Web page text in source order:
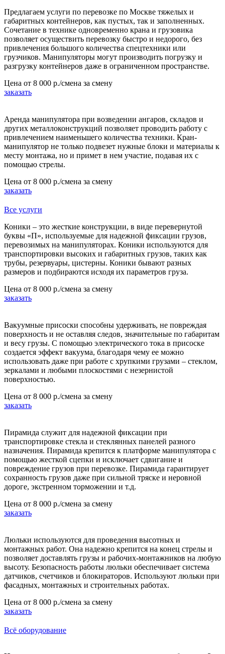
Предлагаем услуги по перевозке по Москве тяжелых и
габаритных контейнеров, как пустых, так и заполненных.
Сочетание в технике одновременно крана и грузовика
позволяет осуществить перевозку быстро и недорого, без
привлечения большого количества спецтехники или
грузчиков. Манипуляторы могут производить погрузку и
разгрузку контейнеров даже в ограниченном пространстве.
Цена от 8 000 р./смена за смену
заказать
Аренда манипулятора при возведении ангаров, складов и
других металлоконструкций позволяет проводить работу с
привлечением наименьшего количества техники. Кран-
манипулятор не только подвезет нужные блоки и материалы к
месту монтажа, но и примет в нем участие, подавая их с
помощью стрелы.
Цена от 8 000 р./смена за смену
заказать
Все услуги
Коники – это жесткие конструкции, в виде перевернутой
буквы «П», используемые для надежной фиксации грузов,
перевозимых на манипуляторах. Коники используются для
транспортировки высоких и габаритных грузов, таких как
трубы, резервуары, цистерны. Коники бывают разных
размеров и подбираются исходя их параметров груза.
Цена от 8 000 р./смена за смену
заказать
Вакуумные присоски способны удерживать, не повреждая
поверхность и не оставляя следов, значительные по габаритам
и весу грузы. С помощью электрического тока в присоске
создается эффект вакуума, благодаря чему ее можно
использовать даже при работе с хрупкими грузами – стеклом,
зеркалами и любыми плоскостями с незернистой
поверхностью.
Цена от 8 000 р./смена за смену
заказать
Пирамида служит для надежной фиксации при
транспортировке стекла и стеклянных панелей разного
назначения. Пирамида крепится к платформе манипулятора с
помощью жесткой сцепки и исключает сдвигание и
повреждение грузов при перевозке. Пирамида гарантирует
сохранность грузов даже при сильной тряске и неровной
дороге, экстренном торможении и т.д.
Цена от 8 000 р./смена за смену
заказать
Люльки используются для проведения высотных и
монтажных работ. Она надежно крепится на конец стрелы и
позволяет доставлять грузы и рабочих-монтажников на любую
высоту. Безопасность работы люльки обеспечивает система
датчиков, счетчиков и блокираторов. Используют люльки при
фасадных, монтажных и строительных работах.
Цена от 8 000 р./смена за смену
заказать
Всё оборудование